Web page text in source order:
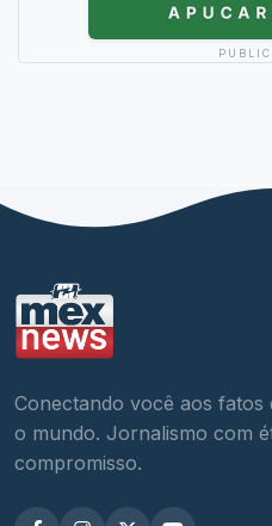
Conectando você aos
o mundo. Jornalismo com
compromisso.